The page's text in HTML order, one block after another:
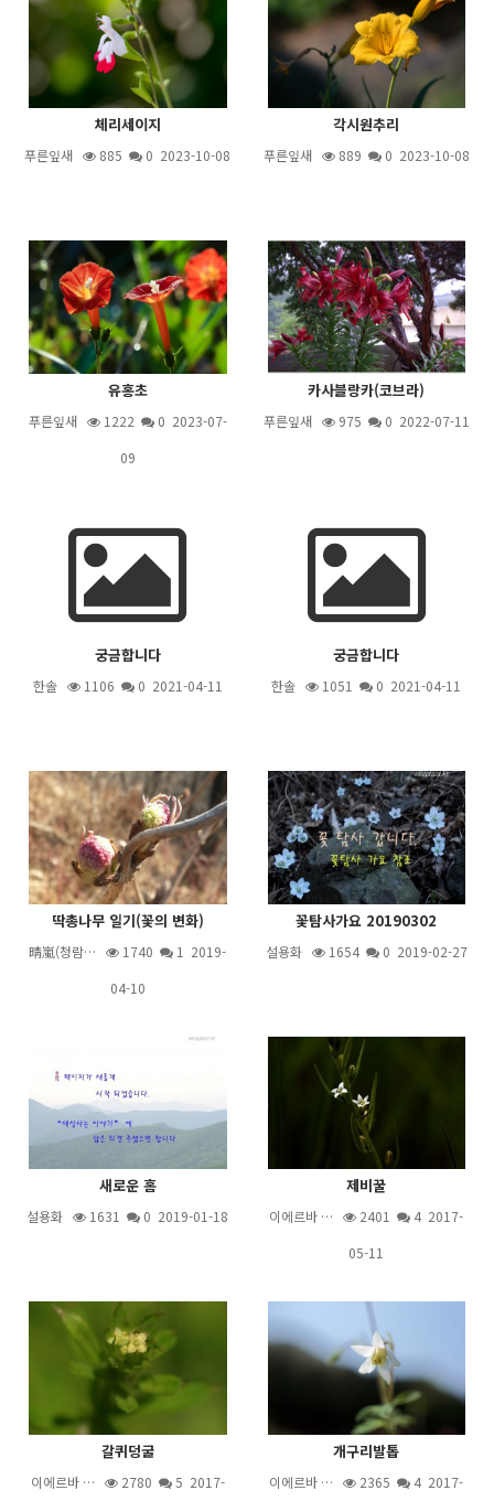
체리세이지
푸른잎새 885 0 2023-10-08
각시원추리
푸른잎새 889 0 2023-10-08
유홍초
푸른잎새 1222
0 2023-07-
09
카사블랑카(코브라)
푸른잎새 975 0 2022-07-11
궁금합니다
한솔 1106 0 2021-04-11
궁금합니다
한솔 1051 0 2021-04-11
딱총나무 일기(꽃의 변화)
晴嵐(청람… 1740 1 2019-
04-10
꽃탐사가요 20190302
설용화 1654 0 2019-02-27
새로운 홈
설용화 1631 0 2019-01-18
제비꿀
이에르바 … 2401 4 2017-
05-11
갈퀴덩굴
이에르바 … 2780 5 2017-
개구리발톱
이에르바 … 2365 4 2017-